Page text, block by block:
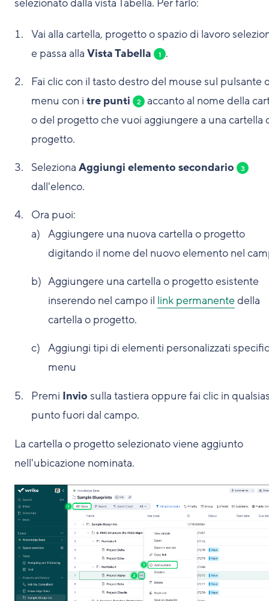
selezionato dalla vista Tabella. Per farlo:
Vai alla cartella, progetto o spazio di lavoro
e passa alla Vista Tabella 1 .
Fai clic con il tasto destro del mouse sul pulsante
menu con i tre punti 2
accanto al nome della
o del progetto che vuoi aggiungere a una cartella
progetto.
Seleziona Aggiungi elemento secondario 3
dall'elenco.
Ora puoi:
Aggiungere una nuova cartella o progetto
digitando il nome del nuovo elemento nel
Aggiungere una cartella o progetto esistente
inserendo nel campo il link permanentedella
cartella o progetto.
Aggiungi tipi di elementi personalizzati
menu
Premi Invio sulla tastiera oppure fai clic in
punto fuori dal campo.
La cartella o progetto selezionato viene aggiunto
nell'ubicazione nominata.